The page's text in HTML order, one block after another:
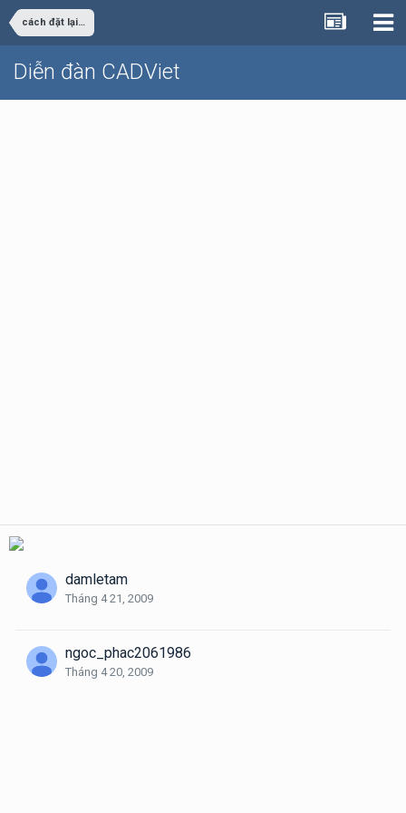
cách đặt lại phím tắt trong cad
Diễn đàn CADViet
damletam
Tháng 4 21, 2009
ngoc_phac2061986
Tháng 4 20, 2009